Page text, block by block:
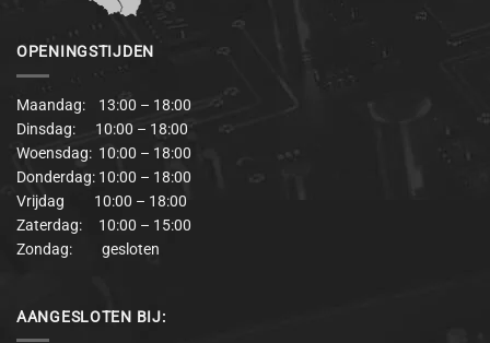
OPENINGSTIJDEN
Maandag: 13:00 – 18:00
Dinsdag: 10:00 – 18:00
Woensdag: 10:00 – 18:00
Donderdag: 10:00 – 18:00
Vrijdag 10:00 – 18:00
Zaterdag: 10:00 – 15:00
Zondag: gesloten
AANGESLOTEN BIJ: